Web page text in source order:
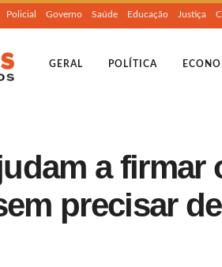
Policial Governo Saúde Educação Justiça
GERAL POLÍTICA
a firmar
precisar de